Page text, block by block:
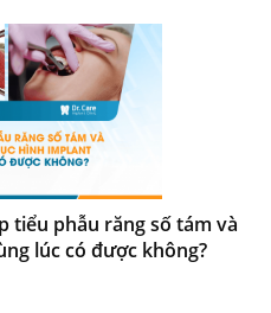
tiểu phẫu răng số tám và
lúc có được không?